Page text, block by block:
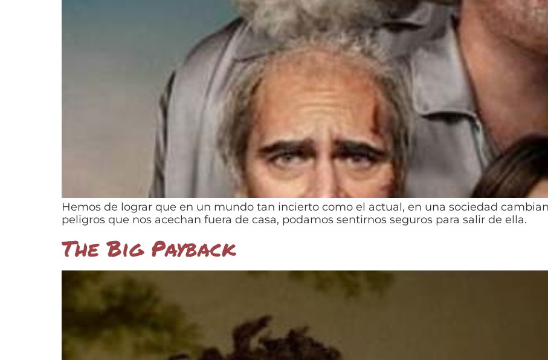
Hemos de lograr que en un mundo tan incierto como el actual, en una sociedad
peligros que nos acechan fuera de casa, podamos sentirnos seguros para salir de ella.
The Big Payback